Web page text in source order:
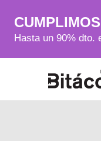
Hasta un 90% dto.